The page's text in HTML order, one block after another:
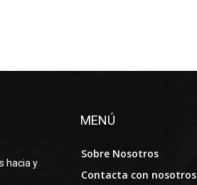
hacia y
MENÚ
Sobre Nosotros
Contacta con nosotros